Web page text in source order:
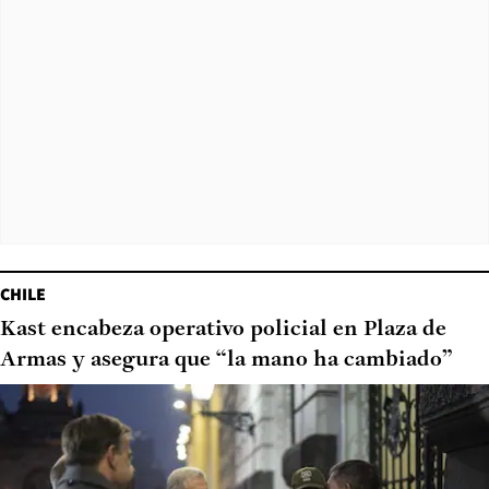
CHILE
Kast encabeza operativo policial en Plaza de
Armas y asegura que “la mano ha cambiado”